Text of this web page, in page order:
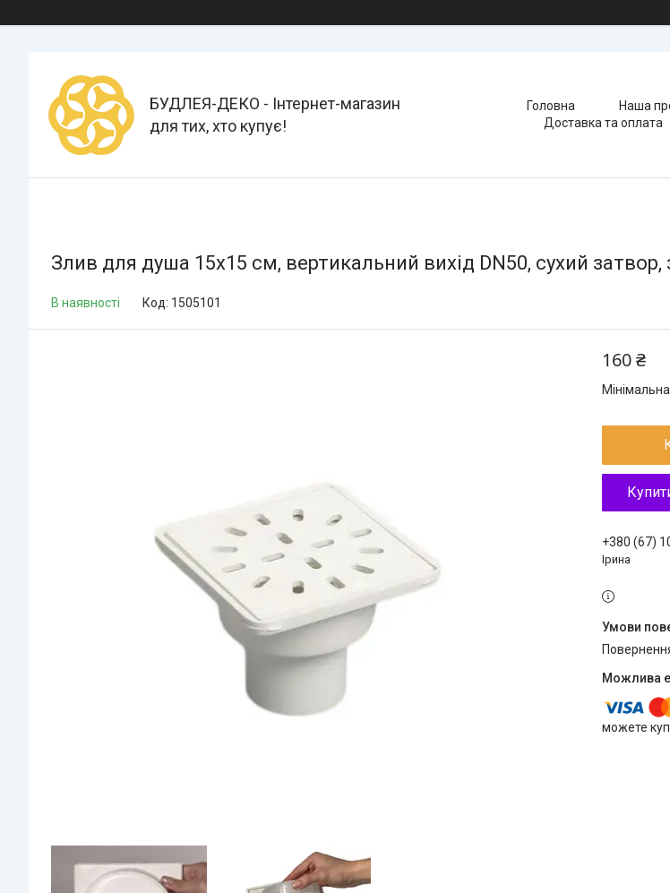
БУДЛЕЯ-ДЕКО - Інтернет-магазин
для тих, хто купує!
Головна Наша
Доставка та оплата
Злив для душа 15х15 см, вертикальний вихід DN50, сухий
В наявності Код: 1505101
160 ₴
+380 (67)
Ірина
можете